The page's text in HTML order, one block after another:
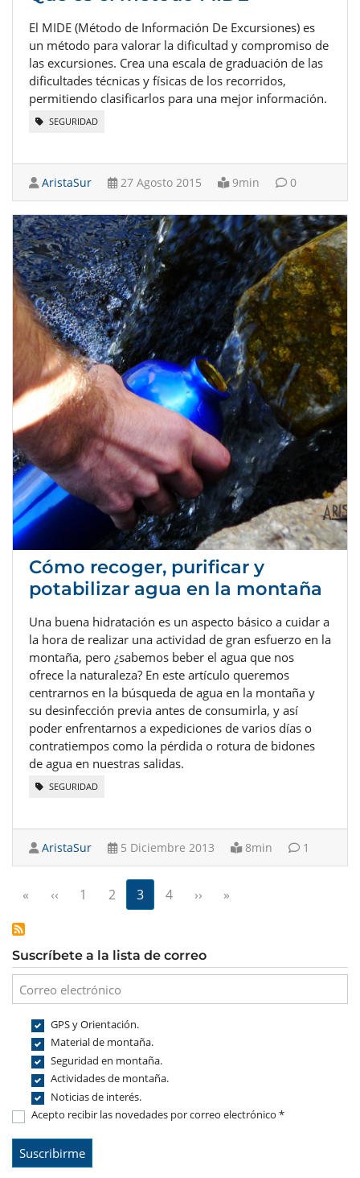
El MIDE (Método de Información De Excursiones) es
un método para valorar la dificultad y compromiso de
las excursiones. Crea una escala de graduación de las
dificultades técnicas y físicas de los recorridos,
permitiendo clasificarlos para una mejor información.
SEGURIDAD
AristaSur 27 Agosto 2015 9min 0
Cómo recoger, purificar y
potabilizar agua en la montaña
Una buena hidratación es un aspecto básico a cuidar a
la hora de realizar una actividad de gran esfuerzo en la
montaña, pero ¿sabemos beber el agua que nos
ofrece la naturaleza? En este artículo queremos
centrarnos en la búsqueda de agua en la montaña y
su desinfección previa antes de consumirla, y así
poder enfrentarnos a expediciones de varios días o
contratiempos como la pérdida o rotura de bidones
de agua en nuestras salidas.
SEGURIDAD
AristaSur 5 Diciembre 2013 8min 1
Paginación
« Primera página
‹‹Página anterior
1 2 3 4 ››Siguiente página
»
Suscríbete a la lista de correo
GPS y Orientación.
Material de montaña.
Seguridad en montaña.
Actividades de montaña.
Noticias de interés.
Acepto recibir las novedades por correo electrónico *